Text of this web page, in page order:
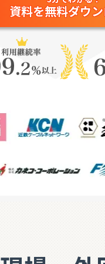
資料を無料ダウ